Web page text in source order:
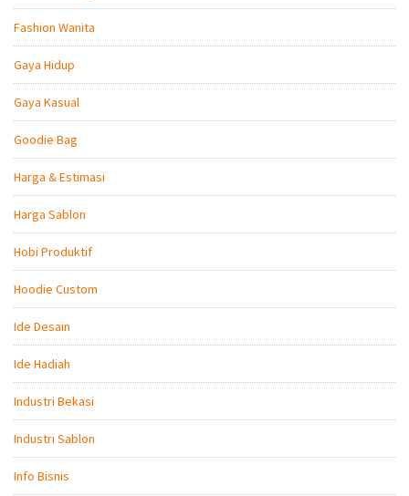
Fashion Wanita
Gaya Hidup
Gaya Kasual
Goodie Bag
Harga & Estimasi
Harga Sablon
Hobi Produktif
Hoodie Custom
Ide Desain
Ide Hadiah
Industri Bekasi
Industri Sablon
Info Bisnis